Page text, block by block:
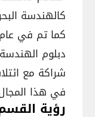
كالهندسة
دبلوم
شراكة مع
في هذا
رؤية